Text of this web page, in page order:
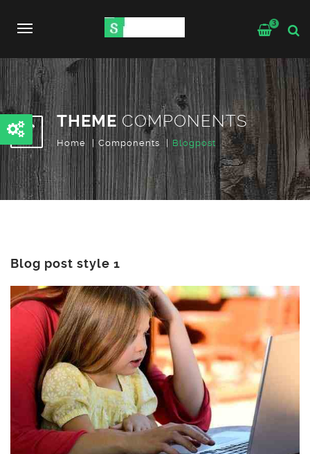
Toggle
3
THEME COMPONENTS
Home Components Blogpost
Blog post style 1